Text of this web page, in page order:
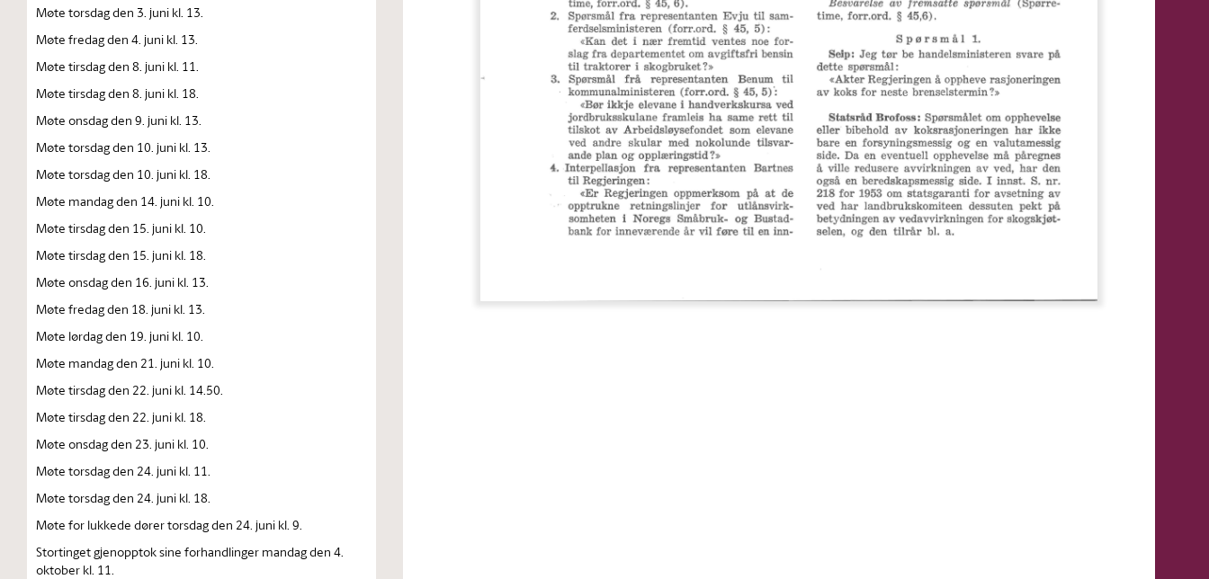
Møte torsdag den 3. juni kl. 13.
Møte fredag den 4. juni kl. 13.
Møte tirsdag den 8. juni kl. 11.
Møte tirsdag den 8. juni kl. 18.
Møte onsdag den 9. juni kl. 13.
Møte torsdag den 10. juni kl. 13.
Møte torsdag den 10. juni kl. 18.
Møte mandag den 14. juni kl. 10.
Møte tirsdag den 15. juni kl. 10.
Møte tirsdag den 15. juni kl. 18.
Møte onsdag den 16. juni kl. 13.
Møte fredag den 18. juni kl. 13.
Møte lørdag den 19. juni kl. 10.
Møte mandag den 21. juni kl. 10.
Møte tirsdag den 22. juni kl. 14.50.
Møte tirsdag den 22. juni kl. 18.
Møte onsdag den 23. juni kl. 10.
Møte torsdag den 24. juni kl. 11.
Møte torsdag den 24. juni kl. 18.
Møte for lukkede dører torsdag den 24. juni kl. 9.
Stortinget gjenopptok sine forhandlinger mandag den 4.
oktober kl. 11.